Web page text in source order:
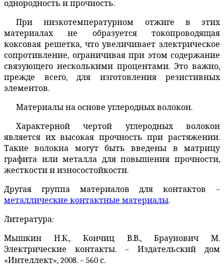
однородность и прочность.
При низкотемпературном отжиге в этих
материалах не образуется токопроводящая
коксовая решетка, что увеличивает электрическое
сопротивление, ограничивая при этом содержание
связующего несколькими процентами. Это важно,
прежде всего, для изготовления резистивных
элементов.
Материалы на основе углеродных волокон.
Характерной чертой углеродных волокон
является их высокая прочность при растяжении.
Такие волокна могут быть введены в матрицу
графита или металла для повышения прочности,
жесткости и износостойкости.
Другая группа материалов для контактов –
металлические контактные материалы.
Литература:
Мышкин Н.К., Кончиц В.В., Браунович М.
Электрические контакты. – Издательский дом
«Интеллект», 2008. – 560 с.